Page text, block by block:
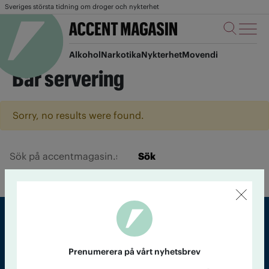
Sveriges största tidning om droger och nykterhet
AlkoholNarkotikaNykterhetMovendi
Bar servering
Sorry, no results were found.
Sök
Prenumerera på vårt nyhetsbrev